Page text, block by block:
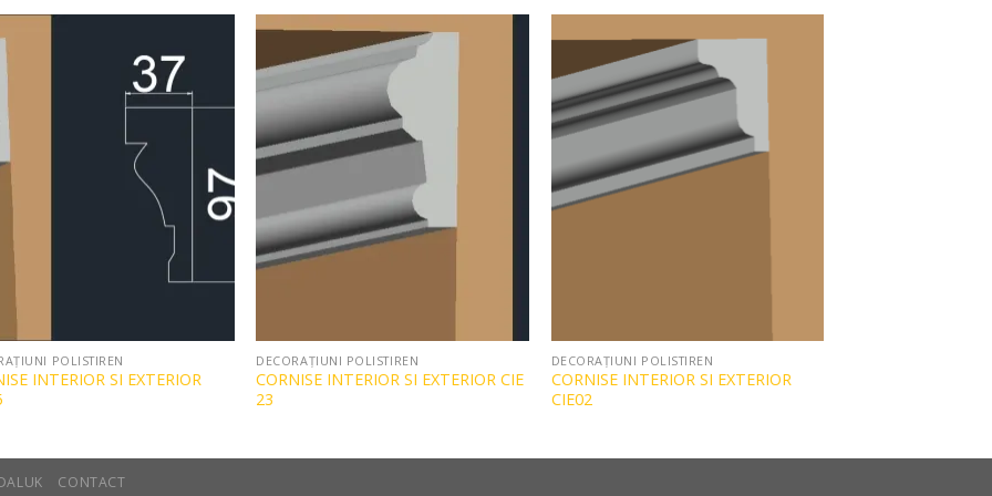
Add to
Wishlist
POLISTIREN
INTERIOR SI EXTERIOR
DECORAȚIUNI POLISTIREN
CORNISE INTERIOR SI EXTERIOR CIE
23
DECORAȚIUNI POLISTIREN
CORNISE INTERIOR SI EXTERIOR
CIE02
CONTACT